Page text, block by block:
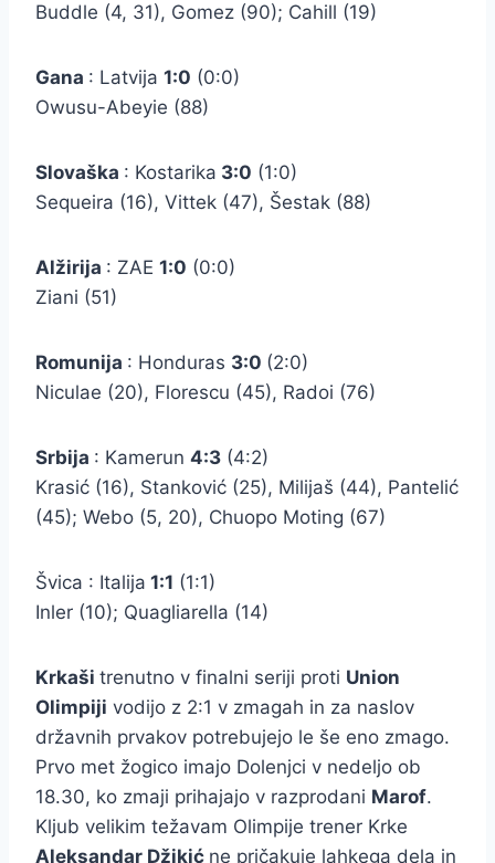
Buddle (4, 31), Gomez (90); Cahill (19)
Gana : Latvija 1:0 (0:0)
Owusu-Abeyie (88)
Slovaška : Kostarika 3:0 (1:0)
Sequeira (16), Vittek (47), Šestak (88)
Alžirija : ZAE 1:0 (0:0)
Ziani (51)
Romunija : Honduras 3:0 (2:0)
Niculae (20), Florescu (45), Radoi (76)
Srbija : Kamerun 4:3 (4:2)
Krasić (16), Stanković (25), Milijaš (44), Pantelić
(45); Webo (5, 20), Chuopo Moting (67)
Švica : Italija 1:1 (1:1)
Inler (10); Quagliarella (14)
Krkaši trenutno v finalni seriji proti Union
Olimpiji vodijo z 2:1 v zmagah in za naslov
državnih prvakov potrebujejo le še eno zmago.
Prvo met žogico imajo Dolenjci v nedeljo ob
18.30, ko zmaji prihajajo v razprodani Marof.
Kljub velikim težavam Olimpije trener Krke
Aleksandar Džikić ne pričakuje lahkega dela in